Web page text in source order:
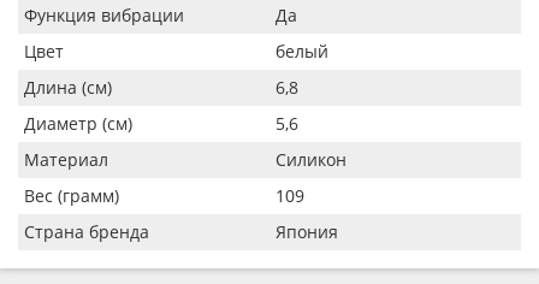
Функция вибрации
Да
Цвет
белый
Длина (см)
6,8
Диаметр (см)
5,6
Материал
Силикон
Вес (грамм)
109
Страна бренда
Япония